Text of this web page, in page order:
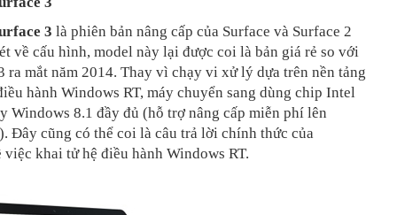
3 là phiên bản nâng cấp của Surface và Surface 2
về cấu hình, model này lại được coi là bản giá rẻ so với
ra mắt năm 2014. Thay vì chạy vi xử lý dựa trên nền tảng
hành Windows RT, máy chuyển sang dùng chip Intel
Windows 8.1 đầy đủ (hỗ trợ nâng cấp miễn phí lên
Đây cũng có thể coi là câu trả lời chính thức của
khai tử hệ điều hành Windows RT.